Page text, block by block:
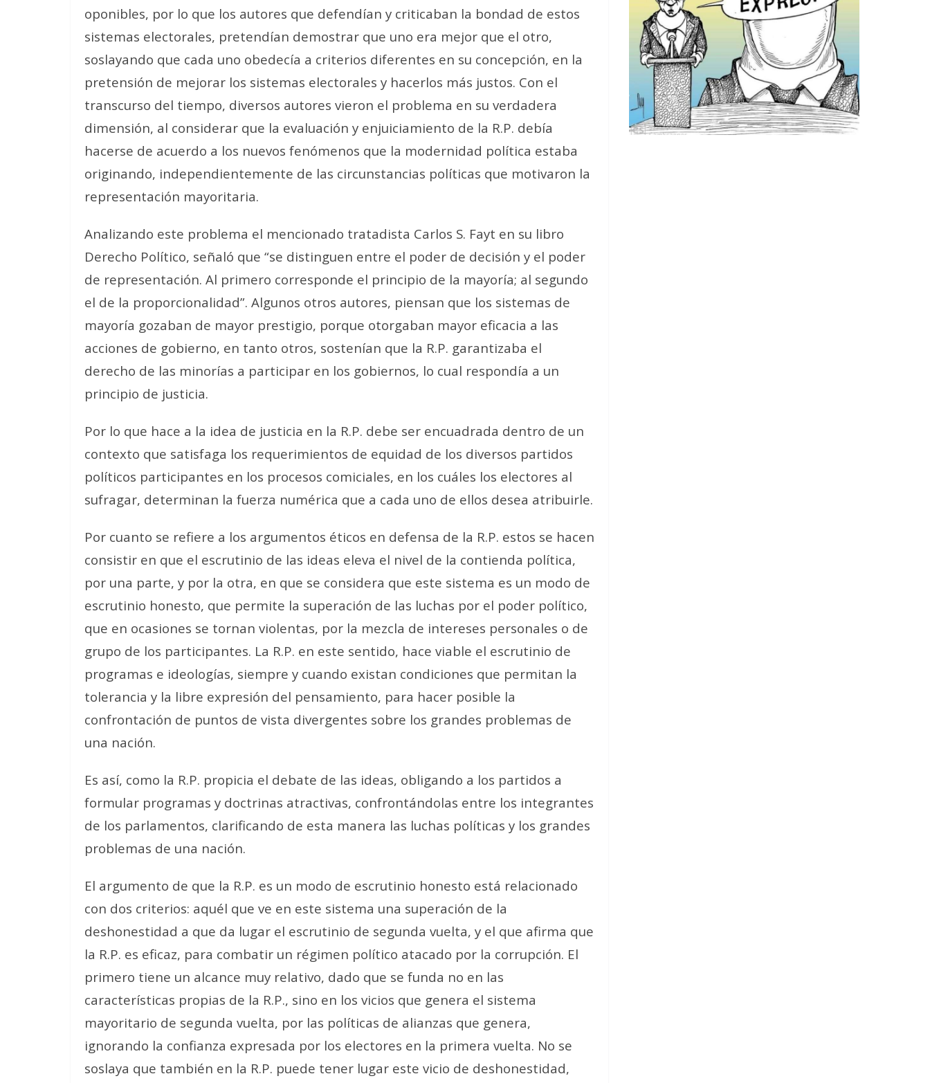
oponibles, por lo que los autores que defendían y criticaban la bondad de estos
sistemas electorales, pretendían demostrar que uno era mejor que el otro,
soslayando que cada uno obedecía a criterios diferentes en su concepción, en la
pretensión de mejorar los sistemas electorales y hacerlos más justos. Con el
transcurso del tiempo, diversos autores vieron el problema en su verdadera
dimensión, al considerar que la evaluación y enjuiciamiento de la R.P. debía
hacerse de acuerdo a los nuevos fenómenos que la modernidad política estaba
originando, independientemente de las circunstancias políticas que motivaron la
representación mayoritaria.
Analizando este problema el mencionado tratadista Carlos S. Fayt en su libro
Derecho Político, señaló que “se distinguen entre el poder de decisión y el poder
de representación. Al primero corresponde el principio de la mayoría; al segundo
el de la proporcionalidad”. Algunos otros autores, piensan que los sistemas de
mayoría gozaban de mayor prestigio, porque otorgaban mayor eficacia a las
acciones de gobierno, en tanto otros, sostenían que la R.P. garantizaba el
derecho de las minorías a participar en los gobiernos, lo cual respondía a un
principio de justicia.
Por lo que hace a la idea de justicia en la R.P. debe ser encuadrada dentro de un
contexto que satisfaga los requerimientos de equidad de los diversos partidos
políticos participantes en los procesos comiciales, en los cuáles los electores al
sufragar, determinan la fuerza numérica que a cada uno de ellos desea atribuirle.
Por cuanto se refiere a los argumentos éticos en defensa de la R.P. estos se hacen
consistir en que el escrutinio de las ideas eleva el nivel de la contienda política,
por una parte, y por la otra, en que se considera que este sistema es un modo de
escrutinio honesto, que permite la superación de las luchas por el poder político,
que en ocasiones se tornan violentas, por la mezcla de intereses personales o de
grupo de los participantes. La R.P. en este sentido, hace viable el escrutinio de
programas e ideologías, siempre y cuando existan condiciones que permitan la
tolerancia y la libre expresión del pensamiento, para hacer posible la
confrontación de puntos de vista divergentes sobre los grandes problemas de
una nación.
Es así, como la R.P. propicia el debate de las ideas, obligando a los partidos a
formular programas y doctrinas atractivas, confrontándolas entre los integrantes
de los parlamentos, clarificando de esta manera las luchas políticas y los grandes
problemas de una nación.
El argumento de que la R.P. es un modo de escrutinio honesto está relacionado
con dos criterios: aquél que ve en este sistema una superación de la
deshonestidad a que da lugar el escrutinio de segunda vuelta, y el que afirma que
la R.P. es eficaz, para combatir un régimen político atacado por la corrupción. El
primero tiene un alcance muy relativo, dado que se funda no en las
características propias de la R.P., sino en los vicios que genera el sistema
mayoritario de segunda vuelta, por las políticas de alianzas que genera,
ignorando la confianza expresada por los electores en la primera vuelta. No se
soslaya que también en la R.P. puede tener lugar este vicio de deshonestidad,